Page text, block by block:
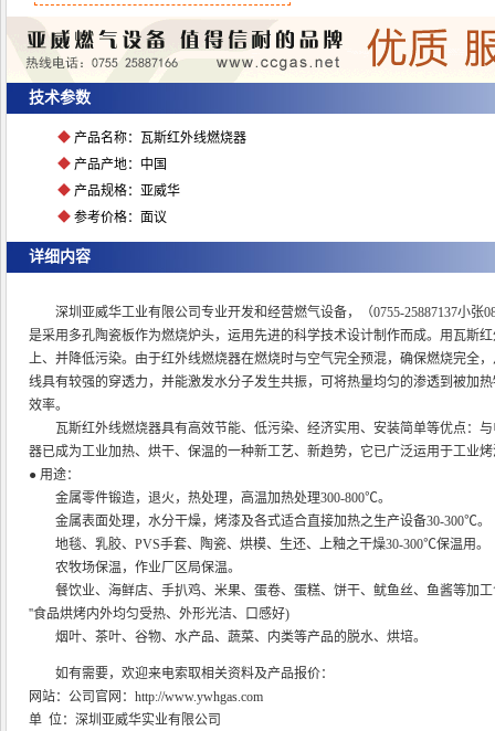
技术参数
◆ 产品名称：瓦斯红外线燃烧器
◆ 产品产地：中国
◆ 产品规格：亚威华
◆ 参考价格：面议
详细内容
深圳亚威华工业有限公司专业开发和经营燃气设备，（0755-25887137小
是采用多孔陶瓷板作为燃烧炉头，运用先进的科学技术设计制作而成。用瓦斯
上、并降低污染。由于红外线燃烧器在燃烧时与空气完全预混，确保燃烧完全
线具有较强的穿透力，并能激发水分子发生共振，可将热量均匀的渗透到被加
效率。
瓦斯红外线燃烧器具有高效节能、低污染、经济实用、安装简单等优点：
器已成为工业加热、烘干、保温的一种新工艺、新趋势，它已广泛运用于工业
● 用途：
金属零件锻造，退火，热处理，高温加热处理300-800℃。
金属表面处理，水分干燥，烤漆及各式适合直接加热之生产设备30-300℃。
地毯、乳胶、PVS手套、陶瓷、烘模、生还、上釉之干燥30-300℃保温用。
农牧场保温，作业厂区局保温。
餐饮业、海鲜店、手扒鸡、米果、蛋卷、蛋糕、饼干、鱿鱼丝、鱼酱等加工
''食品烘烤内外均匀受热、外形光洁、口感好)
烟叶、茶叶、谷物、水产品、蔬菜、内类等产品的脱水、烘培。
如有需要，欢迎来电索取相关资料及产品报价：
网站：公司官网：http://www.ywhgas.com
单 位：深圳亚威华实业有限公司